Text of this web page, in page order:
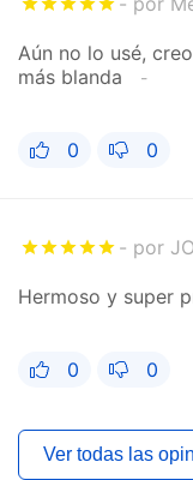
Aún no lo usé,
más blanda
0 0
por
Hermoso y super
0 0
Ver todas las